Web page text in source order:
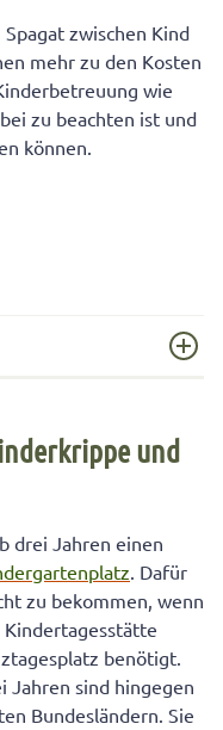
zwischen Kind
mehr zu den Kosten
wie
zu beachten ist und
können.
in der
mit
und
drei Jahren einen
. Dafür
zu bekommen, wenn
benötigt.
Jahren sind hingegen
Bundesländern. Sie